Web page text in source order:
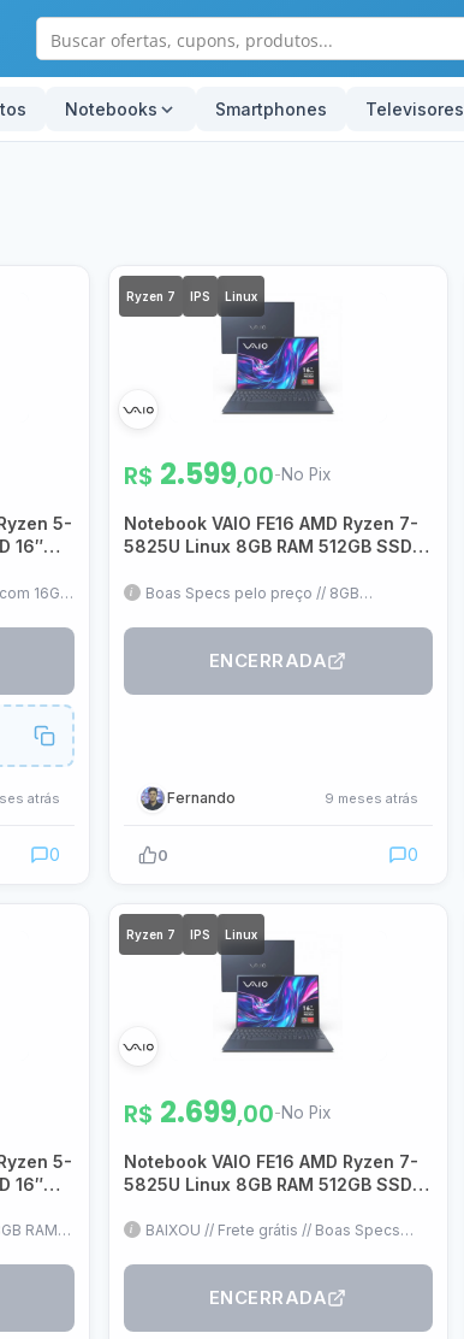
Notebooks Smartphones Televisores
5-
16″
16GB
//
atrás
0
Ryzen 7 IPS Linux
R$ 2.599,00- No Pix
Notebook VAIO FE16 AMD Ryzen 7-
5825U Linux 8GB RAM 512GB SSD
VJFE69F11X-B0321H
Boas Specs pelo preço // 8GB
formatar
ENCERRADA
Fernando 9 meses atrás
0 0
5-
16″
RAM //
ABNT2
Ryzen 7 IPS Linux
R$ 2.699,00- No Pix
Notebook VAIO FE16 AMD Ryzen 7-
5825U Linux 8GB RAM 512GB SSD
VJFE69F11X-B0321H
BAIXOU // Frete grátis // Boas Specs
mas só formatar
ENCERRADA